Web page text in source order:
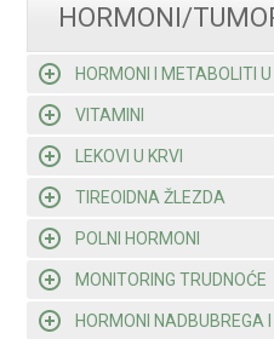
HORMONI/
HORMONI I METABOLITI U
VITAMINI
LEKOVI U KRVI
TIREOIDNA ŽLEZDA
POLNI HORMONI
MONITORING TRUDNOĆE
HORMONI NADBUBREGA